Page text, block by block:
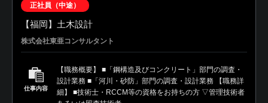
正社員（中途）
【福岡】土木設計
株式会社東亜コンサルタント
仕事内容
【職務概要】 ■「鋼構造及びコンクリート」部門の調査・
設計業務 ■「河川・砂防」部門の調査・設計業務 【職務詳
細】 ■技術士・RCCM等の資格をお持ちの方 ▽管理技術者